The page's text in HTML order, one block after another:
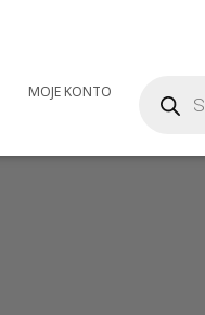
MOJE KONTO produktów